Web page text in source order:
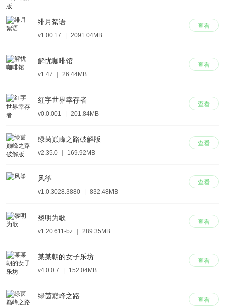
查看
绯月絮语
v1.00.17 2091.04MB
查看
解忧咖啡馆
v1.47 26.44MB
查看
红字世界幸存者
v0.0.001 201.84MB
查看
绿茵巅峰之路破解版
v2.35.0 169.92MB
查看
风筝
v1.0.3028.3880 832.48MB
查看
黎明为歌
v1.20.611-bz 289.35MB
查看
某某朝的女子乐坊
v4.0.0.7 152.04MB
查看
绿茵巅峰之路